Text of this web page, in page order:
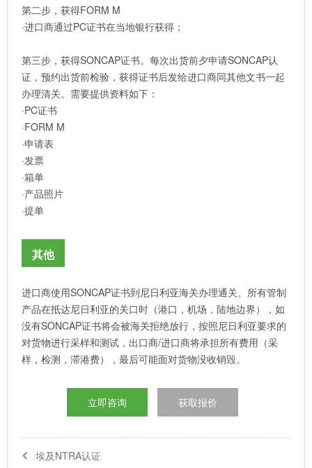
第二步，获得FORM M
·进口商通过PC证书在当地银行获得；
第三步，获得SONCAP证书。每次出货前夕申请SONCAP认
证，预约出货前检验，获得证书后发给进口商同其他文书一起
办理清关。需要提供资料如下：
·PC证书
·FORM M
·申请表
·发票
·箱单
·产品照片
·提单
其他
进口商使用SONCAP证书到尼日利亚海关办理通关。所有管制
产品在抵达尼日利亚的关口时（港口，机场，陆地边界），如
没有SONCAP证书将会被海关拒绝放行，按照尼日利亚要求的
对货物进行采样和测试，出口商/进口商将承担所有费用（采
样，检测，滞港费），最后可能面对货物没收销毁。
立即咨询 获取报价
埃及NTRA认证